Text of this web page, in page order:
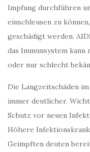
Impfung durchführen
einschleusen zu
geschädigt werden.
das Immunsystem
oder nur schlecht
Die Langzeitschäden
immer deutlicher.
Schutz vor neuen
Höhere
Geimpften deuten